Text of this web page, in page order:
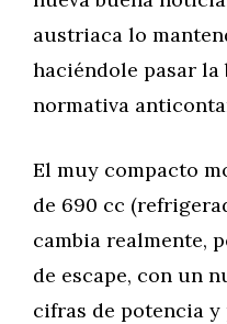
austriaca lo
haciéndole pasar la
normativa
El muy compacto
de 690 cc
cambia realmente,
de escape, con un
cifras de potencia